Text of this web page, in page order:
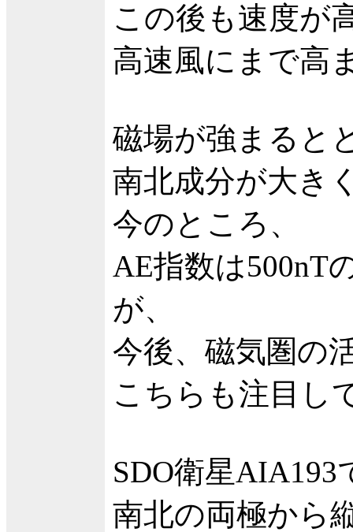
この後も速度が
高速風にまで高
磁場が強まると
南北成分が大き
今のところ、
AE指数は500nT
が、
今後、磁気圏の
こちらも注目し
SDO衛星AIA193
南北の両極から